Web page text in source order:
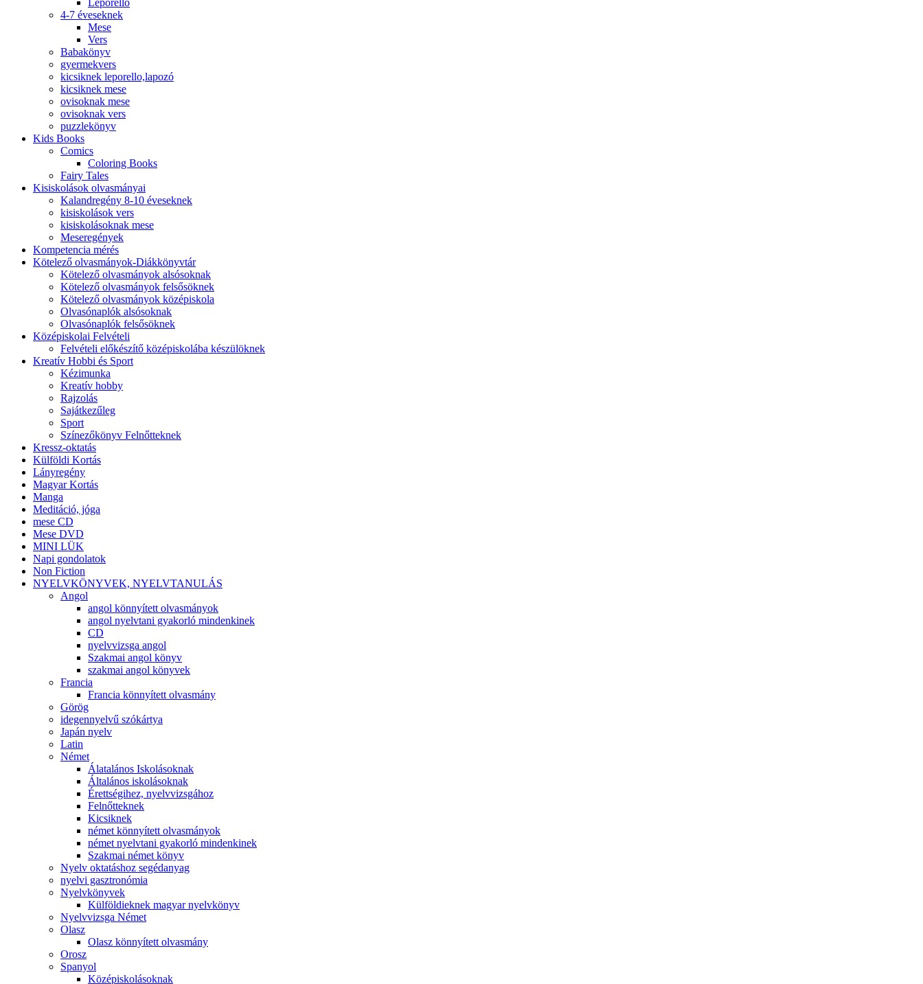
Leporello
4-7 éveseknek
Mese
Vers
Babakönyv
gyermekvers
kicsiknek leporello,lapozó
kicsiknek mese
ovisoknak mese
ovisoknak vers
puzzlekönyv
Kids Books
Comics
Coloring Books
Fairy Tales
Kisiskolások olvasmányai
Kalandregény 8-10 éveseknek
kisiskolások vers
kisiskolásoknak mese
Meseregények
Kompetencia mérés
Kötelező olvasmányok-Diákkönyvtár
Kötelező olvasmányok alsósoknak
Kötelező olvasmányok felsősöknek
Kötelező olvasmányok középiskola
Olvasónaplók alsósoknak
Olvasónaplók felsősöknek
Középiskolai Felvételi
Felvételi előkészítő középiskolába készülöknek
Kreatív Hobbi és Sport
Kézimunka
Kreatív hobby
Rajzolás
Sajátkezűleg
Sport
Színezőkönyv Felnőtteknek
Kressz-oktatás
Külföldi Kortás
Lányregény
Magyar Kortás
Manga
Meditáció, jóga
mese CD
Mese DVD
MINI LÜK
Napi gondolatok
Non Fiction
NYELVKÖNYVEK, NYELVTANULÁS
Angol
angol könnyített olvasmányok
angol nyelvtani gyakorló mindenkinek
CD
nyelvvizsga angol
Szakmai angol könyv
szakmai angol könyvek
Francia
Francia könnyített olvasmány
Görög
idegennyelvű szókártya
Japán nyelv
Latin
Német
Álatalános Iskolásoknak
Általános iskolásoknak
Érettségihez, nyelvvizsgához
Felnőtteknek
Kicsiknek
német könnyített olvasmányok
német nyelvtani gyakorló mindenkinek
Szakmai német könyv
Nyelv oktatáshoz segédanyag
nyelvi gasztronómia
Nyelvkönyvek
Külföldieknek magyar nyelvkönyv
Nyelvvizsga Német
Olasz
Olasz könnyített olvasmány
Orosz
Spanyol
Középiskolásoknak